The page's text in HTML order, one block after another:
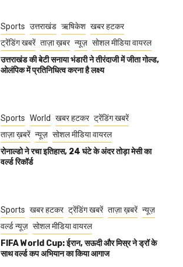
Sports उत्तराखंड ऋषिकेश खबर हटकर
ट्रेंडिंग खबरें ताज़ा ख़बर न्यूज़ सोशल मीडिया वायरल
उत्तराखंड की बेटी सनाया भंडारी ने तीरंदाजी में जीता गोल्ड,
ओलंपिक में प्रतिनिधित्व करना है लक्ष्य
Sports World खबर हटकर ट्रेंडिंग खबरें
ताज़ा ख़बरें न्यूज़ सोशल मीडिया वायरल
रोनाल्डो ने रचा इतिहास, 24 घंटे के अंदर तोड़ा मेसी का
वर्ल्ड रिकॉर्ड
Sports खबर हटकर ट्रेंडिंग खबरें ताज़ा ख़बरें न्यूज़
वर्ल्ड न्यूज़ सोशल मीडिया वायरल
FIFA World Cup: ईरान, सऊदी और मिस्र ने ड्रॉ के
साथ वर्ल्ड कप अभियान का किया आगाज